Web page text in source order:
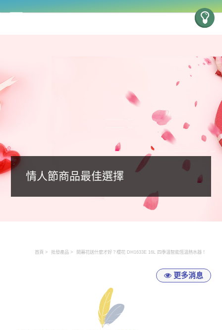
情人節商品最佳選擇
首頁 批發產品 開幕花送什麼才好？櫻花 DH1633E 16L 四季溫智能恆溫熱水器！
更多消息